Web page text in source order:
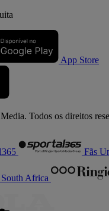
App Store
Todos os direitos
Fãs
Africa